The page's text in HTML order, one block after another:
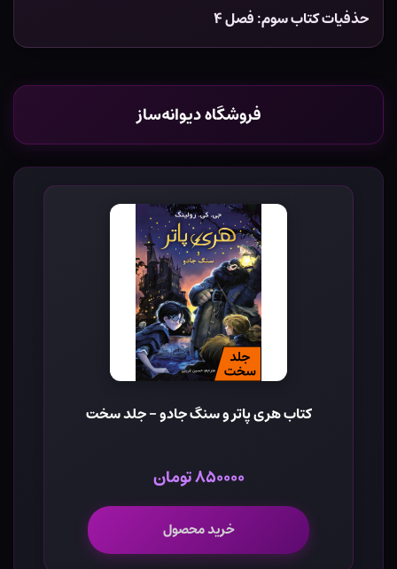
حذفیات کتاب سوم: فصل ۴
فروشگاه دیوانه‌ساز
کتاب هری پاتر و سنگ جادو - جلد سخت
۸۵۰۰۰۰ تومان
خرید محصول